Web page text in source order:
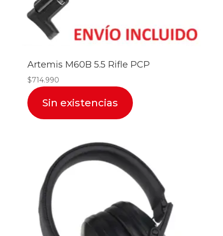
Artemis M60B 5.5 Rifle PCP
$714.990
Sin existencias